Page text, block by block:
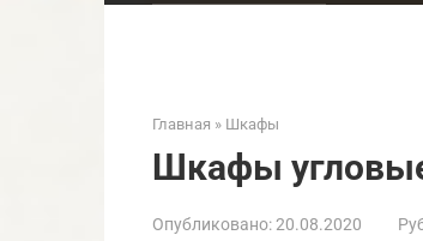
Главная » Шкафы
Шкафы
Опубликовано:20.08.2020